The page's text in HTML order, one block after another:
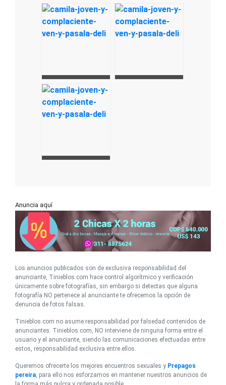
Anuncia aquí
Los anuncios publicados son de exclusiva responsabilidad del
anunciante, Tinieblos.com hace control algorítmico y verificación
únicamente sobre fotografías, sin embargo si detectas que alguna
fotografía NO pertenece al anunciante te ofrecemos la opción de
denuncia de fotos falsas.
Tinieblos.com no asume responsabilidad por falsedad contenidos de
anunciantes. Tinieblos.com, NO interviene de ninguna forma entre el
usuario y el anunciante, siendo las comunicaciones efectuadas entre
estos, responsabilidad exclusiva entre ellos.
Queremos ofrecerte los mejores encuentros sexuales y Prepagos
pereira , para ello nos esforzamos en mantener nuestros anuncios de